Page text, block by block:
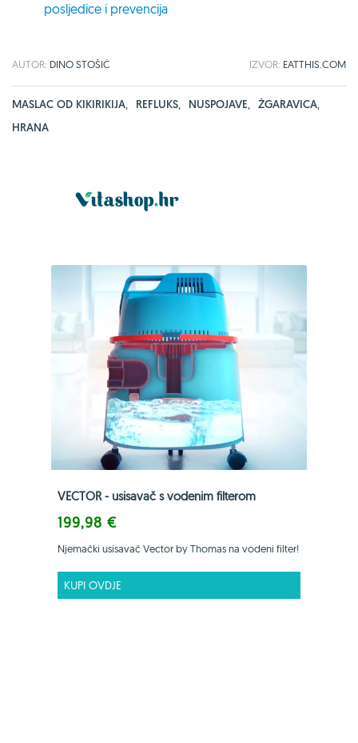
posljedice i prevencija
AUTOR: DINO STOŠIĆ IZVOR: EATTHIS.COM
MASLAC OD KIKIRIKIJA, REFLUKS, NUSPOJAVE, ŽGARAVICA,
HRANA
VECTOR - usisavač s vodenim filterom
199,98 €
Njemački usisavač Vector by Thomas na vodeni filter!
KUPI OVDJE